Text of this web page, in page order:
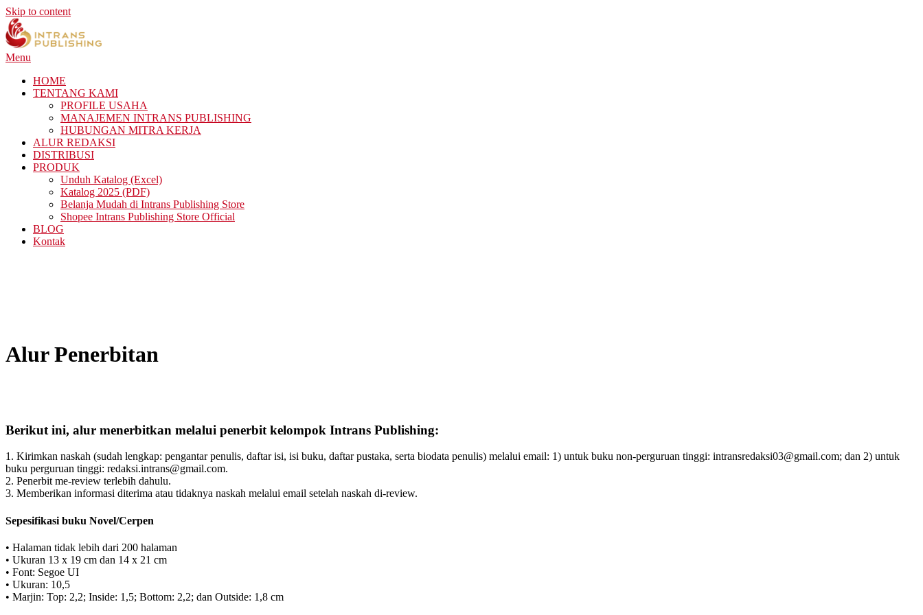
Skip to content
Menu
HOME
TENTANG KAMI
PROFILE USAHA
MANAJEMEN INTRANS PUBLISHING
HUBUNGAN MITRA KERJA
ALUR REDAKSI
DISTRIBUSI
PRODUK
Unduh Katalog (Excel)
Katalog 2025 (PDF)
Belanja Mudah di Intrans Publishing Store
Shopee Intrans Publishing Store Official
BLOG
Kontak
Alur Penerbitan
Berikut ini, alur menerbitkan melalui penerbit kelompok Intrans Publishing:
1. Kirimkan naskah (sudah lengkap: pengantar penulis, daftar isi, isi buku, daftar pustaka, serta biodata penulis) melalui email: 1) untuk buku non-perguruan tinggi: intransredaksi03@gmail.com; dan 2) untuk
buku perguruan tinggi: redaksi.intrans@gmail.com.
2. Penerbit me-review terlebih dahulu.
3. Memberikan informasi diterima atau tidaknya naskah melalui email setelah naskah di-review.
Sepesifikasi buku Novel/Cerpen
• Halaman tidak lebih dari 200 halaman
• Ukuran 13 x 19 cm dan 14 x 21 cm
• Font: Segoe UI
• Ukuran: 10,5
• Marjin: Top: 2,2; Inside: 1,5; Bottom: 2,2; dan Outside: 1,8 cm